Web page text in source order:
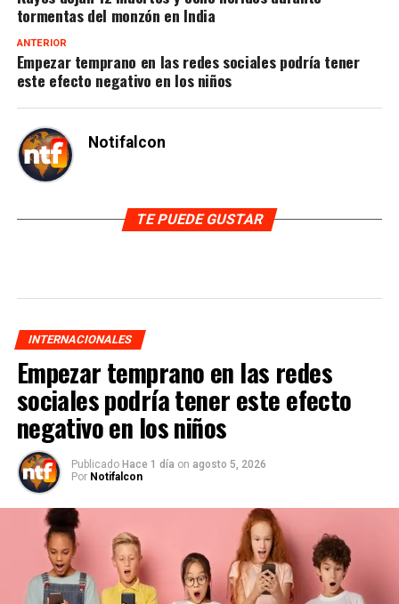
tormentas del monzón en India
ANTERIOR
Empezar temprano en las redes sociales podría tener
este efecto negativo en los niños
Notifalcon
TE PUEDE GUSTAR
INTERNACIONALES
Empezar temprano en las redes
sociales podría tener este efecto
negativo en los niños
Publicado Hace 1 día on agosto 5, 2026
Por Notifalcon